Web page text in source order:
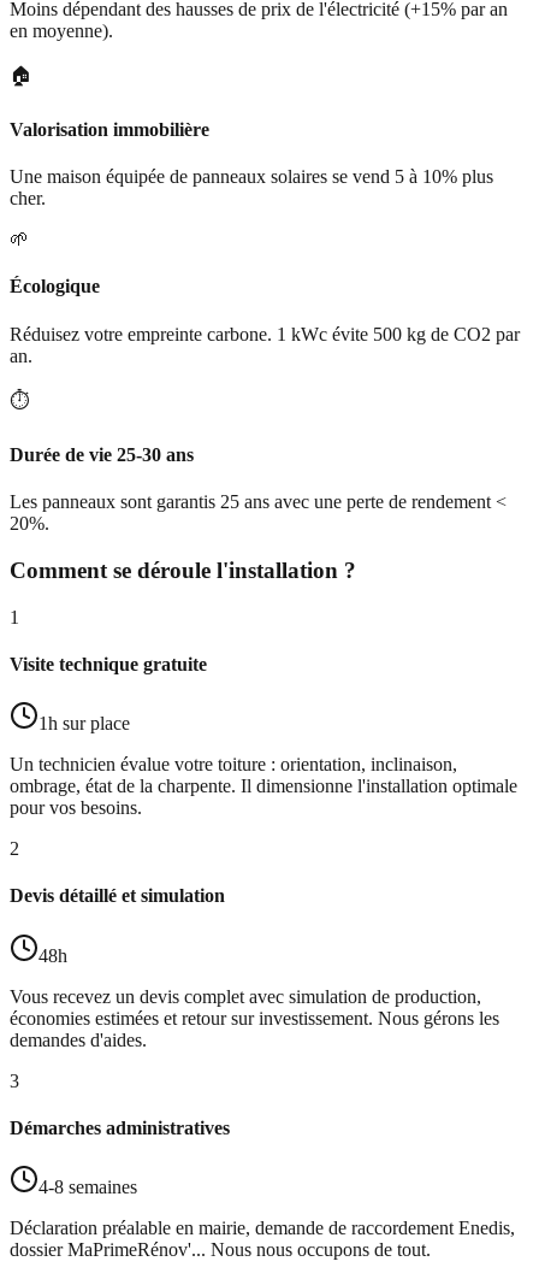
Moins dépendant des hausses de prix de l'électricité (+15% par an
en moyenne).
🏠
Valorisation immobilière
Une maison équipée de panneaux solaires se vend 5 à 10% plus
cher.
🌱
Écologique
Réduisez votre empreinte carbone. 1 kWc évite 500 kg de CO2 par
an.
⏱️
Durée de vie 25-30 ans
Les panneaux sont garantis 25 ans avec une perte de rendement <
20%.
Comment se déroule l'installation ?
1
Visite technique gratuite
1h sur place
Un technicien évalue votre toiture : orientation, inclinaison,
ombrage, état de la charpente. Il dimensionne l'installation optimale
pour vos besoins.
2
Devis détaillé et simulation
48h
Vous recevez un devis complet avec simulation de production,
économies estimées et retour sur investissement. Nous gérons les
demandes d'aides.
3
Démarches administratives
4-8 semaines
Déclaration préalable en mairie, demande de raccordement Enedis,
dossier MaPrimeRénov'... Nous nous occupons de tout.